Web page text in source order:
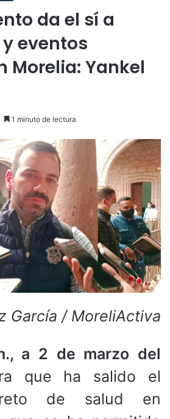
da el sí a
eventos
Morelia: Yankel
1 minuto de lectura
García / MoreliActiva
a 2 de marzo del
que ha salido el
de salud en